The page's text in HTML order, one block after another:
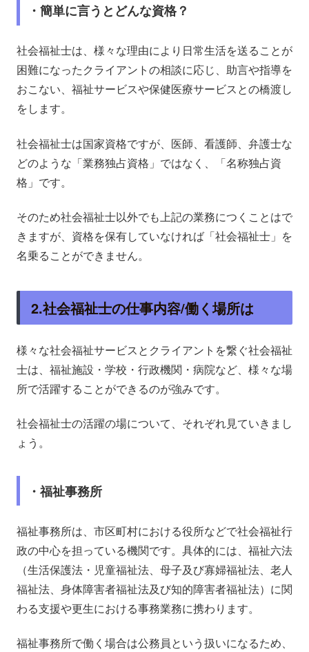
・簡単に言うとどんな資格？
社会福祉士は、様々な理由により日常生活を送ることが
困難になったクライアントの相談に応じ、助言や指導を
おこない、福祉サービスや保健医療サービスとの橋渡し
をします。
社会福祉士は国家資格ですが、医師、看護師、弁護士な
どのような「業務独占資格」ではなく、「名称独占資
格」です。
そのため社会福祉士以外でも上記の業務につくことはで
きますが、資格を保有していなければ「社会福祉士」を
名乗ることができません。
2.社会福祉士の仕事内容/働く場所は
様々な社会福祉サービスとクライアントを繋ぐ社会福祉
士は、福祉施設・学校・行政機関・病院など、様々な場
所で活躍することができるのが強みです。
社会福祉士の活躍の場について、それぞれ見ていきまし
ょう。
・福祉事務所
福祉事務所は、市区町村における役所などで社会福祉行
政の中心を担っている機関です。具体的には、福祉六法
（生活保護法・児童福祉法、母子及び寡婦福祉法、老人
福祉法、身体障害者福祉法及び知的障害者福祉法）に関
わる支援や更生における事務業務に携わります。
福祉事務所で働く場合は公務員という扱いになるため、